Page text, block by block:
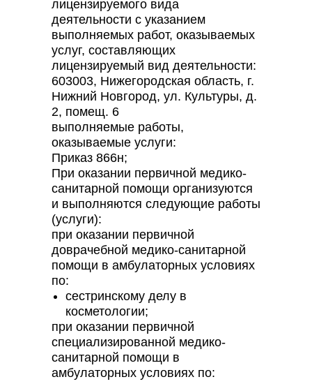
лицензируемого вида
деятельности с указанием
выполняемых работ, оказываемых
услуг, составляющих
лицензируемый вид деятельности:
603003, Нижегородская область, г.
Нижний Новгород, ул. Культуры, д.
2, помещ. 6
выполняемые работы,
оказываемые услуги:
Приказ 866н;
При оказании первичной медико-
санитарной помощи организуются
и выполняются следующие работы
(услуги):
при оказании первичной
доврачебной медико-санитарной
помощи в амбулаторных условиях
по:
сестринскому делу в
косметологии;
при оказании первичной
специализированной медико-
санитарной помощи в
амбулаторных условиях по: